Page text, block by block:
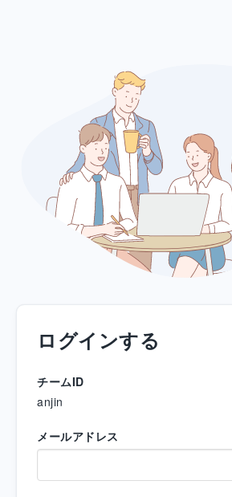
ログインする
チームID
anjin
メールアドレス